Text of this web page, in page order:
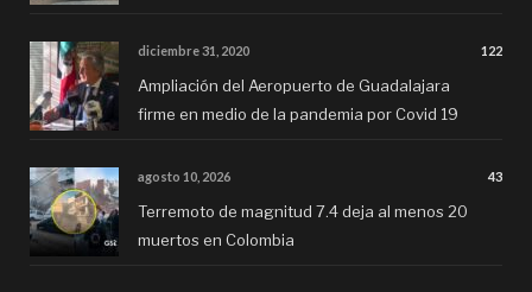
diciembre 31, 2020 122
Ampliación del Aeropuerto de Guadalajara
firme en medio de la pandemia por Covid 19
agosto 10, 2026 43
Terremoto de magnitud 7.4 deja al menos 20
muertos en Colombia